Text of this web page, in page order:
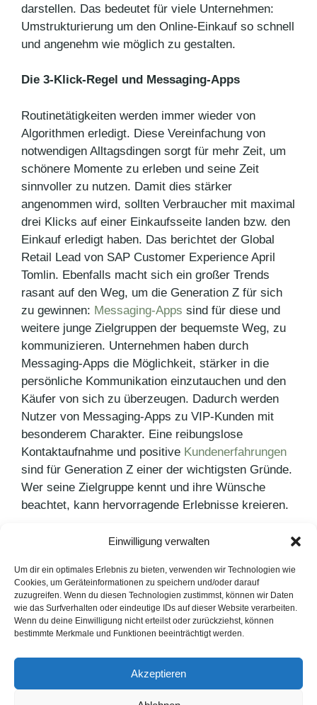
Einwilligung verwalten
Um dir ein optimales Erlebnis zu bieten, verwenden wir Technologien wie
Cookies, um Geräteinformationen zu speichern und/oder darauf
zuzugreifen. Wenn du diesen Technologien zustimmst, können wir Daten
wie das Surfverhalten oder eindeutige IDs auf dieser Website verarbeiten.
Wenn du deine Einwilligung nicht erteilst oder zurückziehst, können
bestimmte Merkmale und Funktionen beeinträchtigt werden.
Akzeptieren
darstellen. Das bedeutet für viele Unternehmen:
Umstrukturierung um den Online-Einkauf so schnell
und angenehm wie möglich zu gestalten.
Die 3-Klick-Regel und Messaging-Apps
Routinetätigkeiten werden immer wieder von
Algorithmen erledigt. Diese Vereinfachung von
notwendigen Alltagsdingen sorgt für mehr Zeit, um
schönere Momente zu erleben und seine Zeit
sinnvoller zu nutzen. Damit dies stärker
angenommen wird, sollten Verbraucher mit maximal
drei Klicks auf einer Einkaufsseite landen bzw. den
Einkauf erledigt haben. Das berichtet der Global
Retail Lead von SAP Customer Experience April
Tomlin. Ebenfalls macht sich ein großer Trends
rasant auf den Weg, um die Generation Z für sich
zu gewinnen: Messaging-Apps sind für diese und
weitere junge Zielgruppen der bequemste Weg, zu
kommunizieren. Unternehmen haben durch
Messaging-Apps die Möglichkeit, stärker in die
persönliche Kommunikation einzutauchen und den
Käufer von sich zu überzeugen. Dadurch werden
Nutzer von Messaging-Apps zu VIP-Kunden mit
besonderem Charakter. Eine reibungslose
Kontaktaufnahme und positive Kundenerfahrungen
sind für Generation Z einer der wichtigsten Gründe.
Wer seine Zielgruppe kennt und ihre Wünsche
beachtet, kann hervorragende Erlebnisse kreieren.
Schlagwörter
Customer Experience,Generation Z
Was ist eigentlich… E-Mail-Marketing?
Deutschlands sauberste WG gesucht